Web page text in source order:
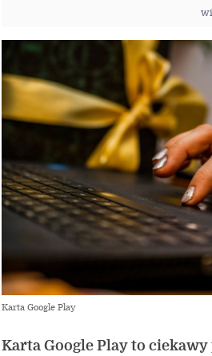
Karta Google Play
Karta Google Play to ciekawy